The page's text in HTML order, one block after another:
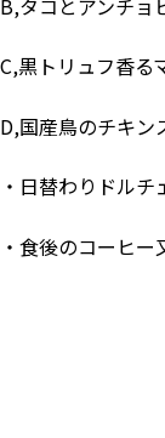
C,黒トリュフ香る
D,国産鳥のチキン
・日替わりドルチ
・食後のコーヒー